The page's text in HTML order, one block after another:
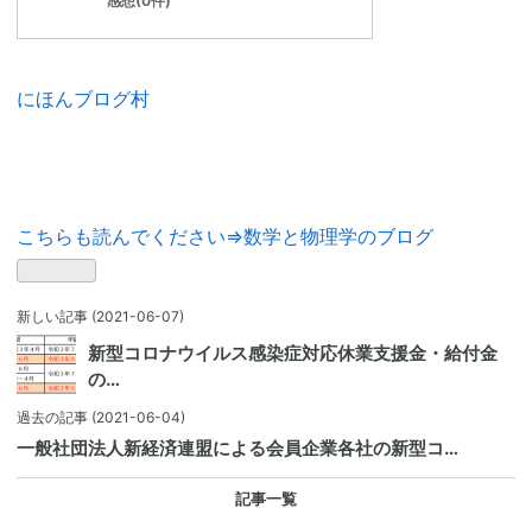
にほんブログ村
こちらも読んでください⇒数学と物理学のブログ
新しい記事 (2021-06-07)
新型コロナウイルス感染症対応休業支援金・給付金
の…
過去の記事 (2021-06-04)
一般社団法人新経済連盟による会員企業各社の新型コ…
記事一覧